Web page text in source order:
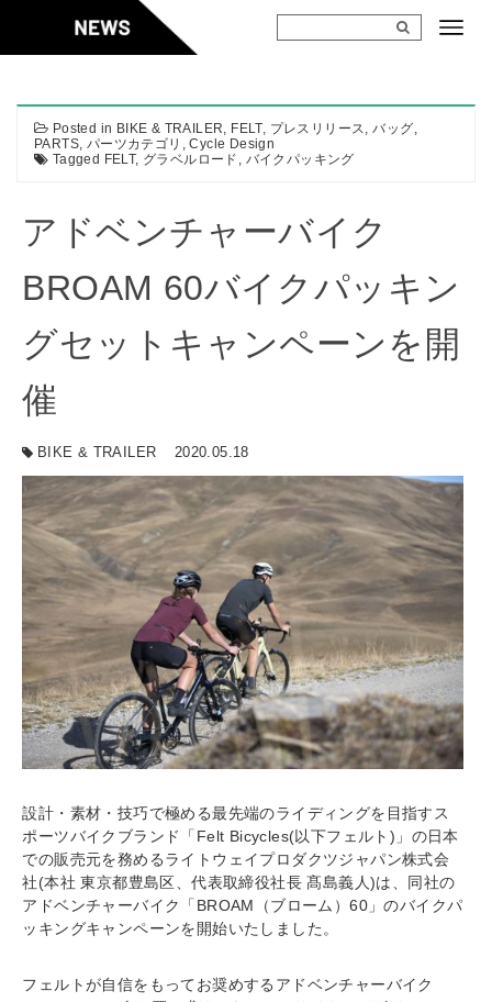
content
Posted in BIKE & TRAILER, FELT, プレスリリース,バッグ,
PARTS, パーツカテゴリ ,Cycle Design
Tagged FELT, グラベルロード , バイクパッキング
アドベンチャーバイク
BROAM 60バイクパッキン
グセットキャンペーンを開
催
BIKE & TRAILER 2020.05.18
設計・素材・技巧で極める最先端のライディングを目指すス
ポーツバイクブランド「Felt Bicycles(以下フェルト)」の日本
での販売元を務めるライトウェイプロダクツジャパン株式会
社(本社 東京都豊島区、代表取締役社長 髙島義人)は、同社の
アドベンチャーバイク「BROAM（ブローム）60」のバイクパ
ッキングキャンペーンを開始いたしました。
フェルトが自信をもってお奨めするアドベンチャーバイク